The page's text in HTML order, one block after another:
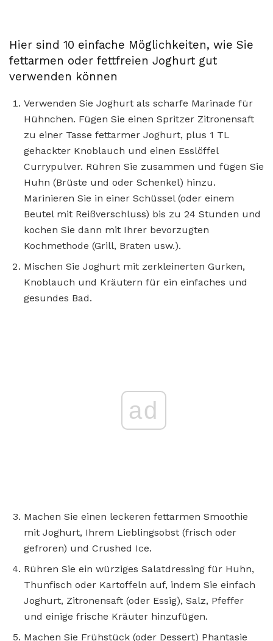
Hier sind 10 einfache Möglichkeiten, wie Sie
fettarmen oder fettfreien Joghurt gut
verwenden können
Verwenden Sie Joghurt als scharfe Marinade für
Hühnchen. Fügen Sie einen Spritzer Zitronensaft
zu einer Tasse fettarmer Joghurt, plus 1 TL
gehackter Knoblauch und einen Esslöffel
Currypulver. Rühren Sie zusammen und fügen Sie
Huhn (Brüste und oder Schenkel) hinzu.
Marinieren Sie in einer Schüssel (oder einem
Beutel mit Reißverschluss) bis zu 24 Stunden und
kochen Sie dann mit Ihrer bevorzugten
Kochmethode (Grill, Braten usw.).
Mischen Sie Joghurt mit zerkleinerten Gurken,
Knoblauch und Kräutern für ein einfaches und
gesundes Bad.
ad
Machen Sie einen leckeren fettarmen Smoothie
mit Joghurt, Ihrem Lieblingsobst (frisch oder
gefroren) und Crushed Ice.
Rühren Sie ein würziges Salatdressing für Huhn,
Thunfisch oder Kartoffeln auf, indem Sie einfach
Joghurt, Zitronensaft (oder Essig), Salz, Pfeffer
und einige frische Kräuter hinzufügen.
Machen Sie Frühstück (oder Dessert) Phantasie